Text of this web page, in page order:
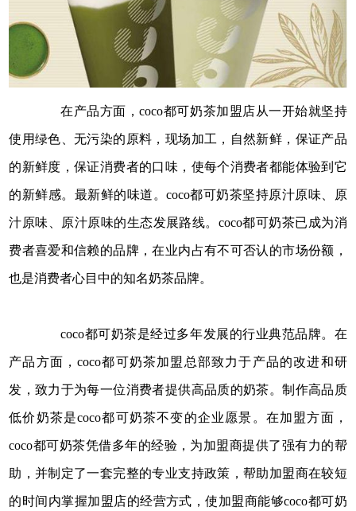
在产品方面，coco都可奶茶加盟店从一开始就坚持
使用绿色、无污染的原料，现场加工，自然新鲜，保证产品
的新鲜度，保证消费者的口味，使每个消费者都能体验到它
的新鲜感。最新鲜的味道。coco都可奶茶坚持原汁原味、原
汁原味、原汁原味的生态发展路线。coco都可奶茶已成为消
费者喜爱和信赖的品牌，在业内占有不可否认的市场份额，
也是消费者心目中的知名奶茶品牌。
coco都可奶茶是经过多年发展的行业典范品牌。在
产品方面，coco都可奶茶加盟总部致力于产品的改进和研
发，致力于为每一位消费者提供高品质的奶茶。制作高品质
低价奶茶是coco都可奶茶不变的企业愿景。在加盟方面，
coco都可奶茶凭借多年的经验，为加盟商提供了强有力的帮
助，并制定了一套完整的专业支持政策，帮助加盟商在较短
的时间内掌握加盟店的经营方式，使加盟商能够coco都可奶